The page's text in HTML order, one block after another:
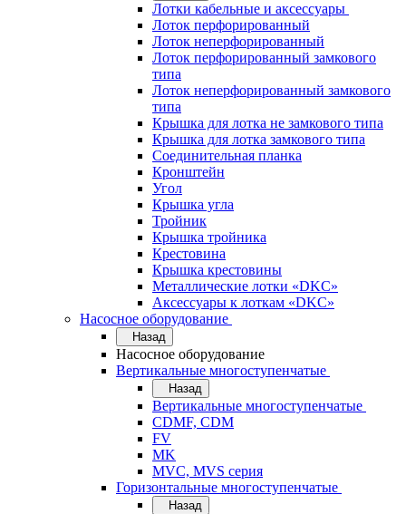
Лотки кабельные и аксессуары
Лоток перфорированный
Лоток неперфорированный
Лоток перфорированный замкового
типа
Лоток неперфорированный замкового
типа
Крышка для лотка не замкового типа
Крышка для лотка замкового типа
Соединительная планка
Кронштейн
Угол
Крышка угла
Тройник
Крышка тройника
Крестовина
Крышка крестовины
Металлические лотки «DKC»
Аксессуары к лоткам «DKC»
Насосное оборудование
Назад
Насосное оборудование
Вертикальные многоступенчатые
Назад
Вертикальные многоступенчатые
CDMF, CDM
FV
MK
MVC, MVS серия
Горизонтальные многоступенчатые
Назад